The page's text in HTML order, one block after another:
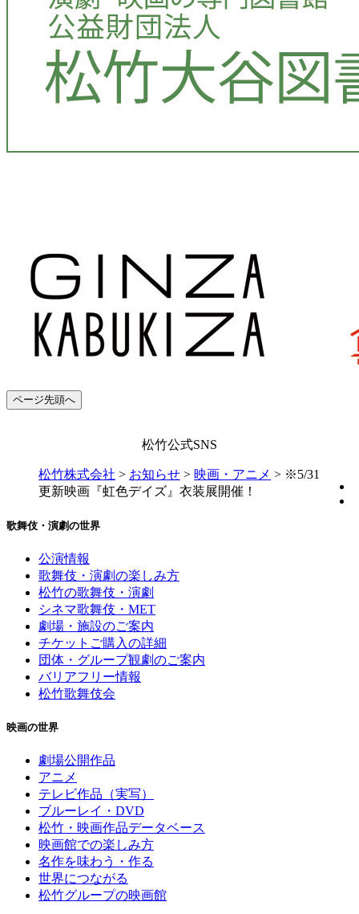
ページ先頭へ
松竹公式SNS
松竹株式会社 > お知らせ > 映画・アニメ > ※5/31
更新映画『虹色デイズ』衣装展開催！
歌舞伎・演劇の世界
公演情報
歌舞伎・演劇の楽しみ方
松竹の歌舞伎・演劇
シネマ歌舞伎・MET
劇場・施設のご案内
チケットご購入の詳細
団体・グループ観劇のご案内
バリアフリー情報
松竹歌舞伎会
映画の世界
劇場公開作品
アニメ
テレビ作品（実写）
ブルーレイ・DVD
松竹・映画作品データベース
映画館での楽しみ方
名作を味わう・作る
世界につながる
松竹グループの映画館